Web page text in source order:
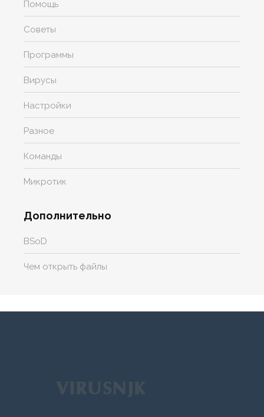
Помощь
Советы
Программы
Вирусы
Настройки
Разное
Команды
Микротик
Дополнительно
BSoD
Чем открыть файлы